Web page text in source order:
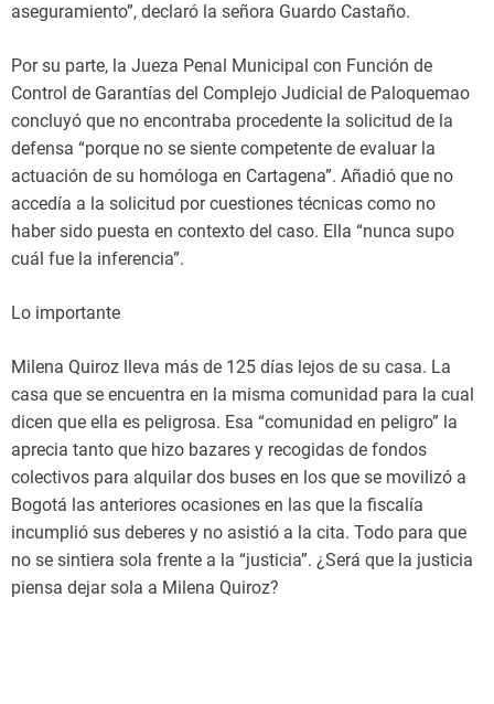
aseguramiento”, declaró la señora Guardo Castaño.
Por su parte, la Jueza Penal Municipal con Función de
Control de Garantías del Complejo Judicial de Paloquemao
concluyó que no encontraba procedente la solicitud de la
defensa “porque no se siente competente de evaluar la
actuación de su homóloga en Cartagena”. Añadió que no
accedía a la solicitud por cuestiones técnicas como no
haber sido puesta en contexto del caso. Ella “nunca supo
cuál fue la inferencia”.
Lo importante
Milena Quiroz lleva más de 125 días lejos de su casa. La
casa que se encuentra en la misma comunidad para la cual
dicen que ella es peligrosa. Esa “comunidad en peligro” la
aprecia tanto que hizo bazares y recogidas de fondos
colectivos para alquilar dos buses en los que se movilizó a
Bogotá las anteriores ocasiones en las que la fiscalía
incumplió sus deberes y no asistió a la cita. Todo para que
no se sintiera sola frente a la “justicia”. ¿Será que la justicia
piensa dejar sola a Milena Quiroz?